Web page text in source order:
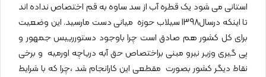
استانی می شود یک قطره آب از سد ساوه به قم اختصاص نداده اند
تا اینکه درسال1398 سیلاب حوزه میانی دست مارسید. این وضعیت
برای کل کشور هم صادق است چرا باوجود دستوررییس جمهور و
پی گیری وزیر نیرو مبنی براختصاص حق آبه دریاچه اورمیه و برخی
نقاط دیگر کشور بصورت مقطعی این کارانجام شد ،چرا که با شرایط